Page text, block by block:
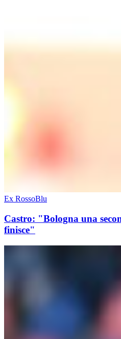
Ex RossoBlu
Castro: "Bologna una
finisce"